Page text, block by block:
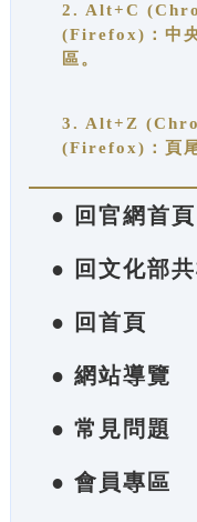
2. Alt+C
(Firefox)：中
區。
3. Alt+Z
(Firefox)：頁尾
● 回官網首頁
● 回文化部
● 回首頁
● 網站導覽
● 常見問題
● 會員專區